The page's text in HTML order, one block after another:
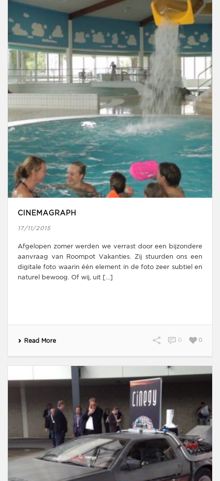
CINEMAGRAPH
17/11/2015
Afgelopen zomer werden we verrast door een bijzondere
aanvraag van Roompot Vakanties. Zij stuurden ons een
digitale foto waarin één element in de foto zeer subtiel en
naturel bewoog. Of wij, uit [...]
Read More 0
0